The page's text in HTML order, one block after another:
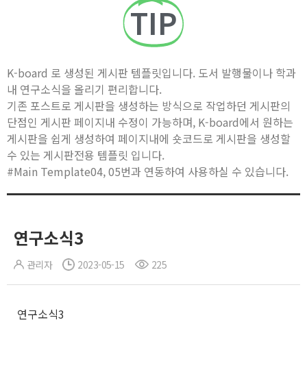
TIP
K-board 로 생성된 게시판 템플릿입니다. 도서 발행물이나 학과
내 연구소식을 올리기 편리합니다.
기존 포스트로 게시판을 생성하는 방식으로 작업하던 게시판의
단점인 게시판 페이지내 수정이 가능하며, K-board에서 원하는
게시판을 쉽게 생성하여 페이지내에 숏코드로 게시판을 생성할
수 있는 게시판전용 템플릿 입니다.
#Main Template04, 05번과 연동하여 사용하실 수 있습니다.
연구소식3
관리자 2023-05-15 225
연구소식3